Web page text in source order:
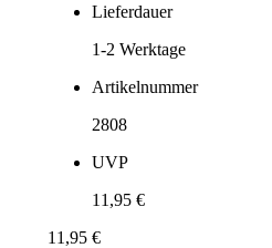
Lieferdauer
1-2 Werktage
Artikelnummer
2808
UVP
11,95 €
11,95 €